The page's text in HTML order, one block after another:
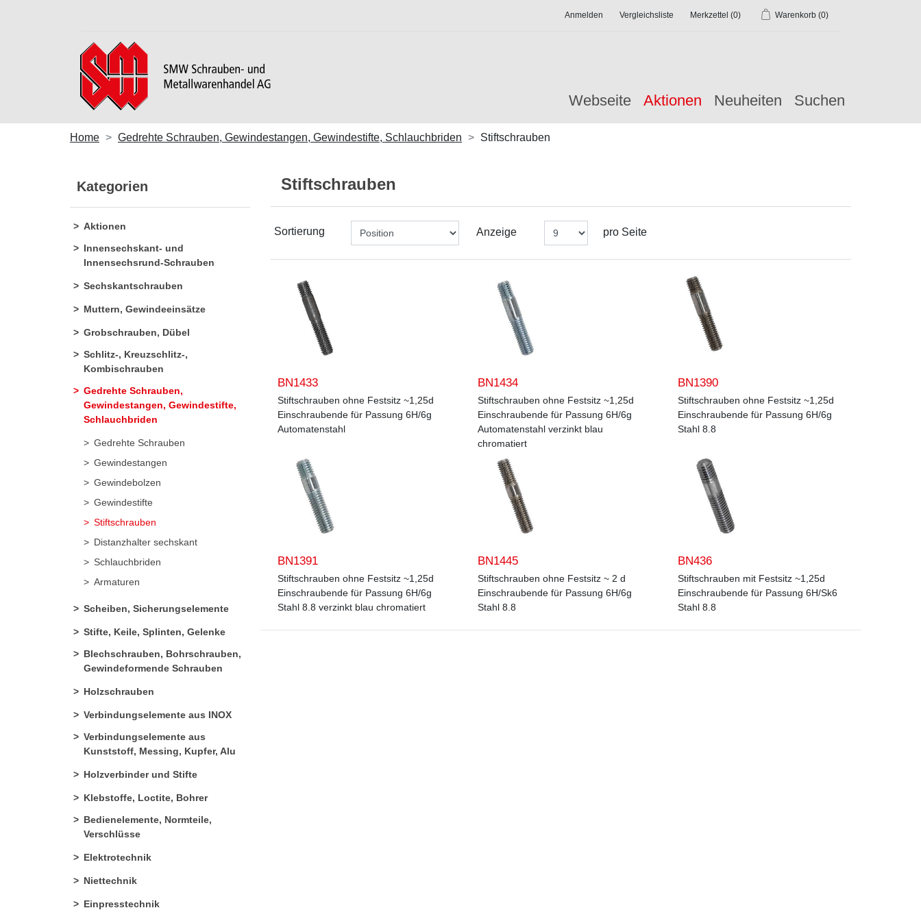
Anmelden Vergleichsliste Merkzettel (0) Warenkorb (0)
Webseite Aktionen Neuheiten Suchen
Home Gedrehte Schrauben, Gewindestangen, Gewindestifte, Schlauchbriden Stiftschrauben
Kategorien
Aktionen
Innensechskant- und
Innensechsrund-Schrauben
Sechskantschrauben
Muttern, Gewindeeinsätze
Grobschrauben, Dübel
Schlitz-, Kreuzschlitz-,
Kombischrauben
Gedrehte Schrauben,
Gewindestangen, Gewindestifte,
Schlauchbriden
Gedrehte Schrauben
Gewindestangen
Gewindebolzen
Gewindestifte
Stiftschrauben
Distanzhalter sechskant
Schlauchbriden
Armaturen
Scheiben, Sicherungselemente
Stifte, Keile, Splinten, Gelenke
Blechschrauben, Bohrschrauben,
Gewindeformende Schrauben
Holzschrauben
Verbindungselemente aus INOX
Verbindungselemente aus
Kunststoff, Messing, Kupfer, Alu
Holzverbinder und Stifte
Klebstoffe, Loctite, Bohrer
Bedienelemente, Normteile,
Verschlüsse
Elektrotechnik
Niettechnik
Einpresstechnik
Stiftschrauben
Sortierung Anzeige pro Seite
BN1433
Stiftschrauben ohne Festsitz ~1,25d
Einschraubende für Passung 6H/6g
Automatenstahl
BN1434
Stiftschrauben ohne Festsitz ~1,25d
Einschraubende für Passung 6H/6g
Automatenstahl verzinkt blau
chromatiert
BN1390
Stiftschrauben ohne Festsitz ~1,25d
Einschraubende für Passung 6H/6g
Stahl 8.8
BN1391
Stiftschrauben ohne Festsitz ~1,25d
Einschraubende für Passung 6H/6g
Stahl 8.8 verzinkt blau chromatiert
BN1445
Stiftschrauben ohne Festsitz ~ 2 d
Einschraubende für Passung 6H/6g
Stahl 8.8
BN436
Stiftschrauben mit Festsitz ~1,25d
Einschraubende für Passung 6H/Sk6
Stahl 8.8